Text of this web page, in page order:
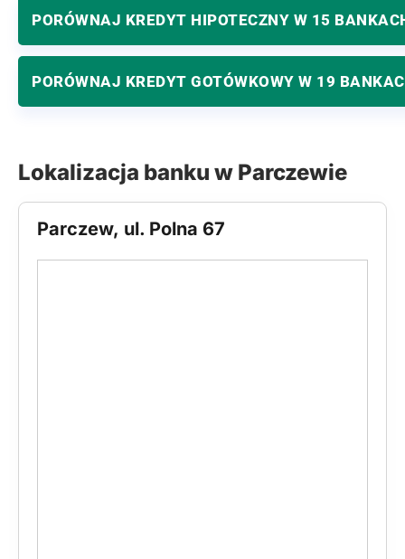
PORÓWNAJ KREDYT HIPOTECZNY W 15
PORÓWNAJ KREDYT GOTÓWKOWY W 19
Lokalizacja banku w Parczewie
Parczew, ul. Polna 67